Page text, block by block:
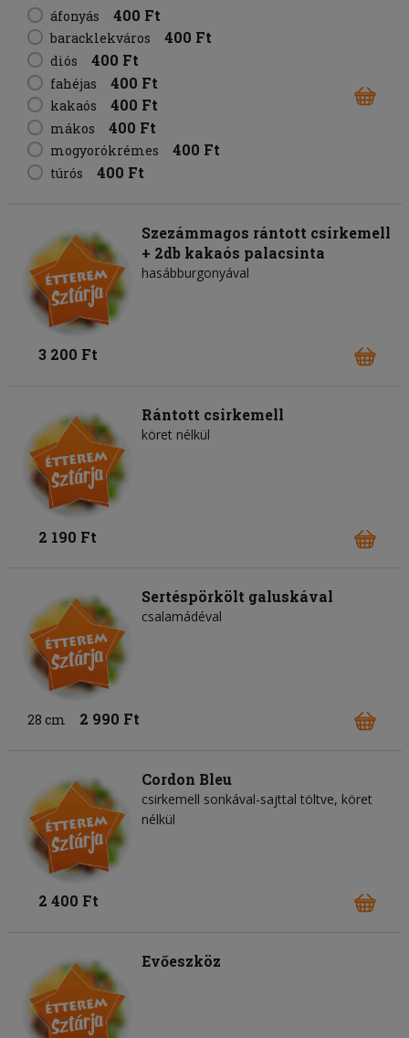
áfonyás 400 Ft
baracklekváros 400 Ft
diós 400 Ft
fahéjas 400 Ft
kakaós 400 Ft
mákos 400 Ft
mogyorókrémes 400 Ft
túrós 400 Ft
Szezámmagos rántott csirkemell
+ 2db kakaós palacsinta
hasábburgonyával
3 200 Ft
Rántott csirkemell
köret nélkül
2 190 Ft
Sertéspörkölt galuskával
csalamádéval
28 cm 2 990 Ft
Cordon Bleu
csirkemell sonkával-sajttal töltve, köret
nélkül
2 400 Ft
Evőeszköz